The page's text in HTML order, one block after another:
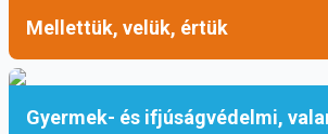
Mellettük, velük, értük
Gyermek- és ifjúságvédelmi,